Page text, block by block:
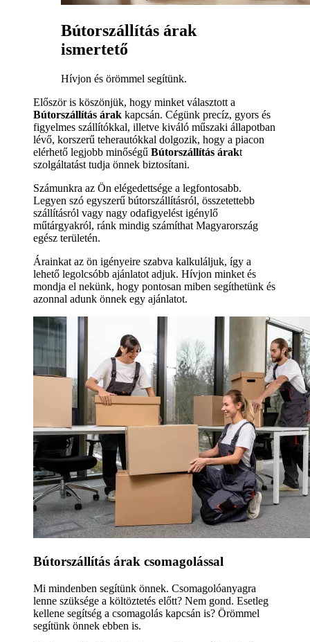
Bútorszállítás árak
ismertető
Hívjon és örömmel segítünk.
Először is köszönjük, hogy minket választott a
Bútorszállítás árak kapcsán. Cégünk precíz, gyors és
figyelmes szállítókkal, illetve kiváló műszaki állapotban
lévő, korszerű teherautókkal dolgozik, hogy a piacon
elérhető legjobb minőségű Bútorszállítás árakt
szolgáltatást tudja önnek biztosítani.
Számunkra az Ön elégedettsége a legfontosabb.
Legyen szó egyszerű bútorszállításról, összetettebb
szállításról vagy nagy odafigyelést igénylő
műtárgyakról, ránk mindig számíthat Magyarország
egész területén.
Árainkat az ön igényeire szabva kalkuláljuk, így a
lehető legolcsóbb ajánlatot adjuk. Hívjon minket és
mondja el nekünk, hogy pontosan miben segíthetünk és
azonnal adunk önnek egy ajánlatot.
Bútorszállítás árak csomagolással
Mi mindenben segítünk önnek. Csomagolóanyagra
lenne szüksége a költöztetés előtt? Nem gond. Esetleg
kellene segítség a csomagolás kapcsán is? Örömmel
segítünk önnek ebben is.